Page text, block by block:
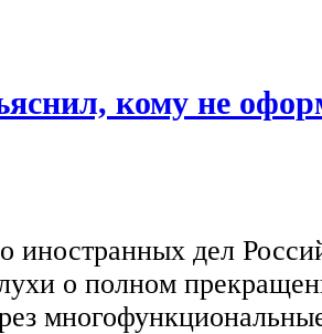
кому не
иностранных дел
о полном